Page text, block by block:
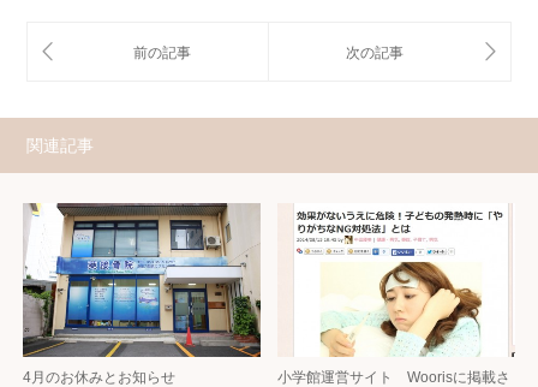
関連記事
4月のお休みとお知らせ
小学館運営サイト Woorisに掲載さ